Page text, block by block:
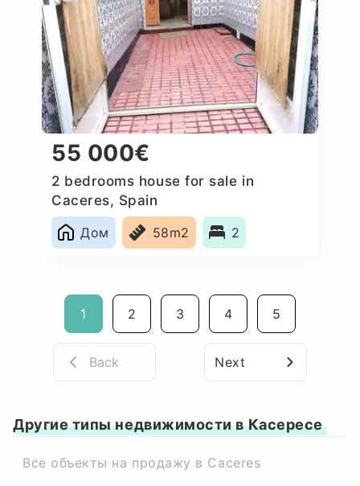
55 000€
2 bedrooms house for sale in
Caceres‎, Spain
Дом
58m2 2
1 2 3 4 5
Back Next
Другие типы недвижимости в Касересе
Все объекты на продажу в Caceres